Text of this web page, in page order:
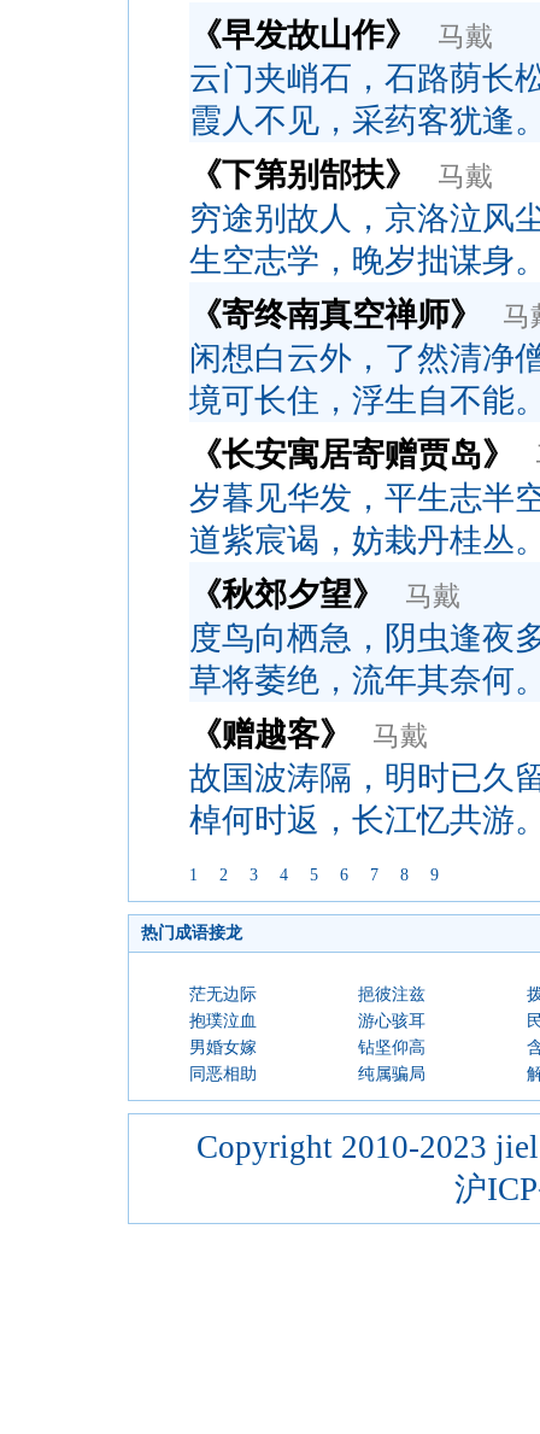
《早发故山作》
马戴
云门夹峭石，石路荫长
霞人不见，采药客犹逢
《下第别郜扶》
马戴
穷途别故人，京洛泣风
生空志学，晚岁拙谋身
《寄终南真空禅师》
马
闲想白云外，了然清净
境可长住，浮生自不能
《长安寓居寄赠贾岛》
岁暮见华发，平生志半
道紫宸谒，妨栽丹桂丛
《秋郊夕望》
马戴
度鸟向栖急，阴虫逢夜
草将萎绝，流年其奈何
《赠越客》
马戴
故国波涛隔，明时已久
棹何时返，长江忆共游
1 2 3 4 5 6 7 8 9
热门成语接龙
茫无边际 挹彼注兹
抱璞泣血
游心骇耳
男婚女嫁
钻坚仰高
同恶相助
纯属骗局
Copyright 2010-2023
沪